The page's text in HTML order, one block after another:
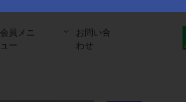
会員メニ
ュー
お問い合
わせ